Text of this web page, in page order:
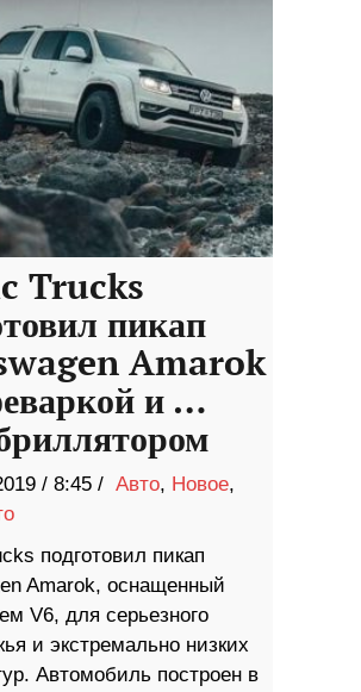
Trucks
пикап
Amarok
и …
/ 8:45 / Авто, Новое,
подготовил пикап
Amarok, оснащенный
V6, для серьезного
и экстремально низких
Автомобиль построен в